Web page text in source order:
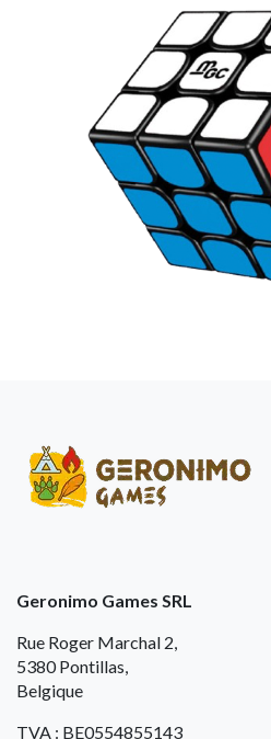
Geronimo Games SRL
Rue Roger Marchal 2,
5380 Pontillas,
Belgique
TVA : BE0554855143